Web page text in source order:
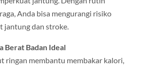
Anda bisa mengurangi risiko
jantung dan stroke.
Berat Badan Ideal
ringan membantu membakar kalori,